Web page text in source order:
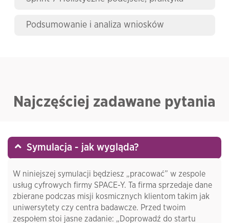
Podsumowanie i analiza wniosków
Najczęściej zadawane pytania
Symulacja - jak wygląda?
W niniejszej symulacji będziesz „pracować” w zespole
usług cyfrowych firmy SPACE-Y. Ta firma sprzedaje dane
zbierane podczas misji kosmicznych klientom takim jak
uniwersytety czy centra badawcze. Przed twoim
zespołem stoi jasne zadanie: „Doprowadź do startu